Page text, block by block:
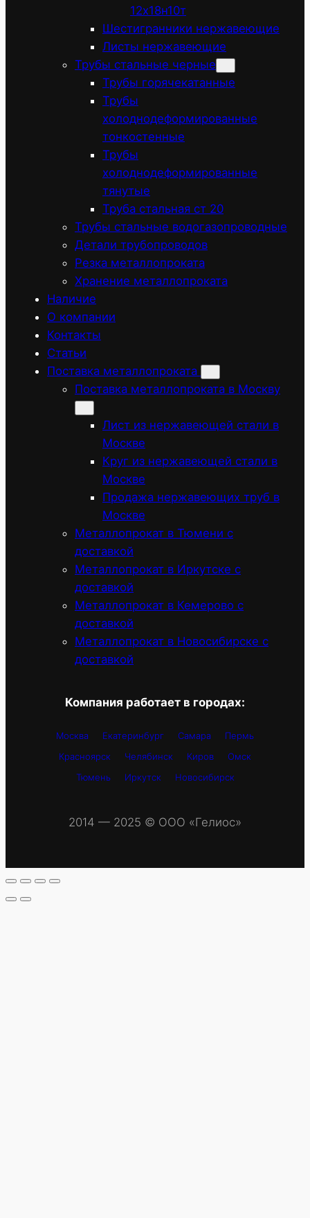
12х18н10т
Шестигранники нержавеющие
Листы нержавеющие
Трубы стальные черные
Трубы горячекатанные
Трубы
холоднодеформированные
тонкостенные
Трубы
холоднодеформированные
тянутые
Труба стальная ст 20
Трубы стальные водогазопроводные
Детали трубопроводов
Резка металлопроката
Хранение металлопроката
Наличие
О компании
Контакты
Статьи
Поставка металлопроката
Поставка металлопроката в Москву
Лист из нержавеющей стали в
Москве
Круг из нержавеющей стали в
Москве
Продажа нержавеющих труб в
Москве
Металлопрокат в Тюмени с
доставкой
Металлопрокат в Иркутске с
доставкой
Металлопрокат в Кемерово с
доставкой
Металлопрокат в Новосибирске с
доставкой
Компания работает в городах:
Москва Екатеринбург Самара
Пермь
Красноярск
Челябинск Киров
Омск
Тюмень
Иркутск Новосибирск
2014 — 2025 © OOO «Гелиос»